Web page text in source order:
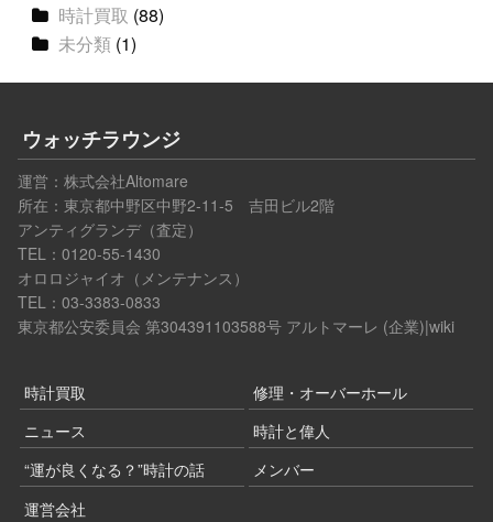
時計買取 (88)
未分類 (1)
ウォッチラウンジ
運営： 株式会社Altomare
所在：東京都中野区中野2-11-5 吉田ビル2階
アンティグランデ（査定）
TEL：0120-55-1430
オロロジャイオ（メンテナンス）
TEL：03-3383-0833
東京都公安委員会 第304391103588号 アルトマーレ (企業)|wiki
時計買取
修理・オーバーホール
ニュース
時計と偉人
“運が良くなる？”時計の話
メンバー
運営会社